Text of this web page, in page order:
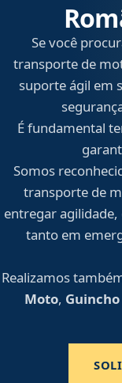
Se você
transporte de
suporte ágil em
É fundamental
Somos
transporte de
entregar agilidade,
tanto em
Realizamos
Moto,